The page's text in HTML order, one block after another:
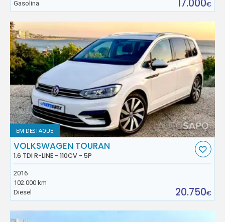
Gasolina 17.000€
EM DESTAQUE
VOLKSWAGEN TOURAN
1.6 TDI R-LINE - 110CV - 5P
2016
102.000 km
Diesel
20.750€